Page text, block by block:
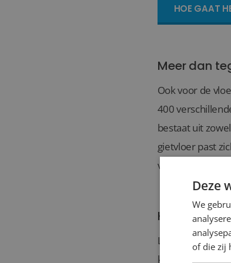
HOE GAAT
Meer dan
Ook voor de
400
bestaat uit
gietvloer past
van een
Kasten op
Lingen
kan. Niet alleen
Deze
We
of die zij